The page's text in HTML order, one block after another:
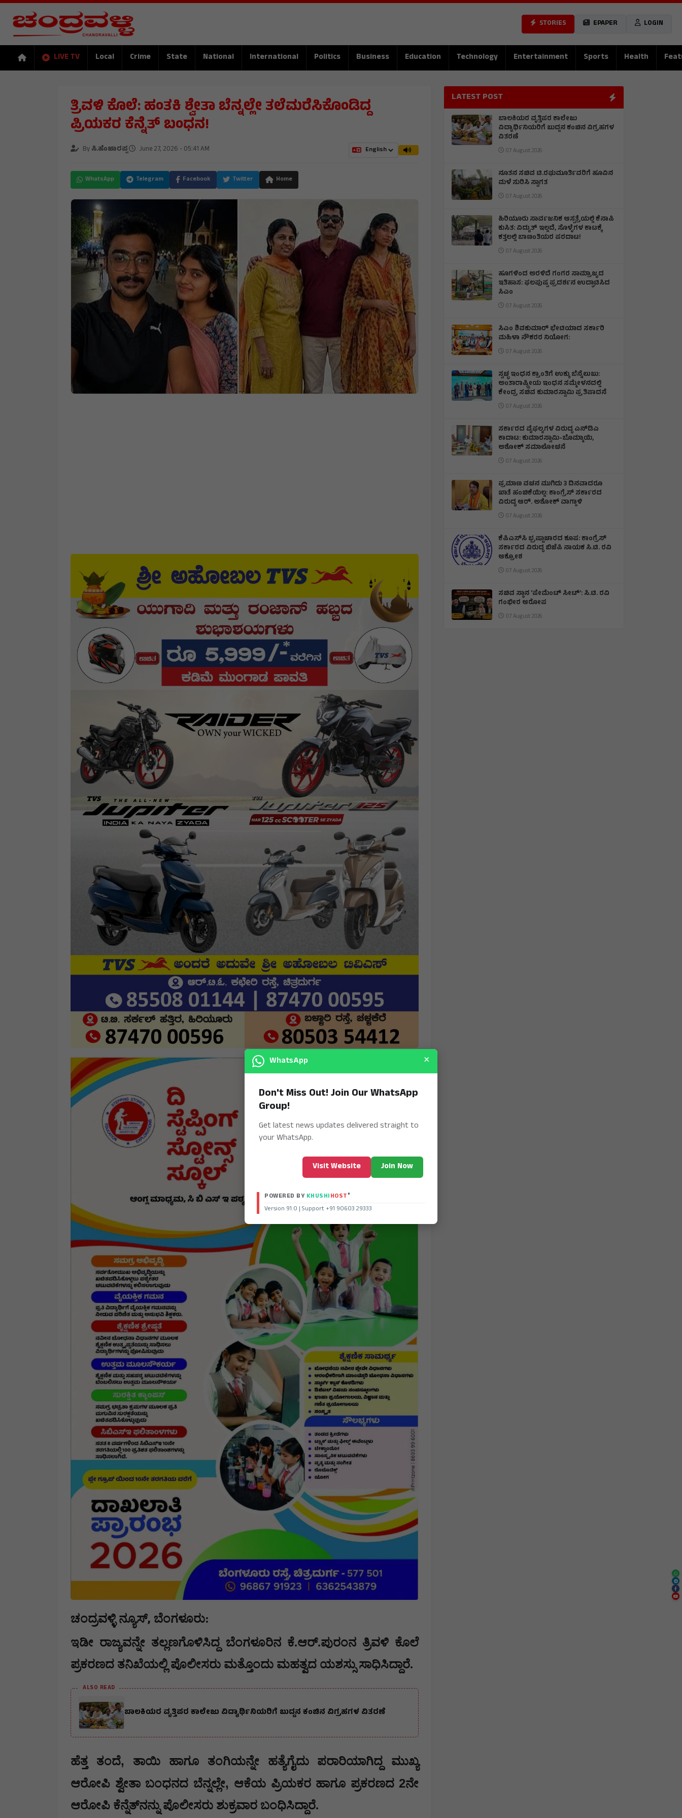
STORIES EPAPER LOGIN
LIVE TV Local Crime State National International Politics Business Education Technology Entertainment Sports Health
ತ್ರಿವಳಿ ಕೊಲೆ: ಹಂತಕಿ ಶ್ವೇತಾ ಬೆನ್ನಲ್ಲೇ ತಲೆಮರೆಸಿಕೊಂಡಿದ್ದ
ಪ್ರಿಯಕರ ಕೆನ್ನೆತ್ ಬಂಧನ!
Byಸಿ.ಹೆಂಜಾರಪ್ಪ June 27, 2026 - 05:41 AM
WhatsApp Telegram Facebook Twitter Home
ಚಂದ್ರವಳ್ಳಿ ನ್ಯೂಸ್, ಬೆಂಗಳೂರು:
ಇಡೀ ರಾಜ್ಯವನ್ನೇ ತಲ್ಲಣಗೊಳಿಸಿದ್ದ ಬೆಂಗಳೂರಿನ ಕೆ.ಆರ್.ಪುರಂನ ತ್ರಿವಳಿ ಕೊಲೆ
ಪ್ರಕರಣದ ತನಿಖೆಯಲ್ಲಿ ಪೊಲೀಸರು ಮತ್ತೊಂದು ಮಹತ್ವದ ಯಶಸ್ಸು ಸಾಧಿಸಿದ್ದಾರೆ.
ALSO READ
ಬಾಲಕಿಯರ ವೃತ್ತಿಪರ ಕಾಲೇಜು ವಿದ್ಯಾರ್ಥಿನಿಯರಿಗೆ ಬುದ್ದನ ಕಂಚಿನ ವಿಗ್ರಹಗಳ ವಿತರಣೆ
ಹೆತ್ತ ತಂದೆ, ತಾಯಿ ಹಾಗೂ ತಂಗಿಯನ್ನೇ ಹತ್ಯೆಗೈದು ಪರಾರಿಯಾಗಿದ್ದ ಮುಖ್ಯ
ಆರೋಪಿ ಶ್ವೇತಾ ಬಂಧನದ ಬೆನ್ನಲ್ಲೇ, ಆಕೆಯ ಪ್ರಿಯಕರ ಹಾಗೂ ಪ್ರಕರಣದ 2ನೇ
ಆರೋಪಿ ಕೆನ್ನೆತ್‌ನನ್ನು ಪೊಲೀಸರು ಶುಕ್ರವಾರ ಬಂಧಿಸಿದ್ದಾರೆ.
LATEST POST
ಬಾಲಕಿಯರ ವೃತ್ತಿಪರ ಕಾಲೇಜು
ವಿದ್ಯಾರ್ಥಿನಿಯರಿಗೆ ಬುದ್ದನ ಕಂಚಿನ ವಿಗ್ರಹಗಳ
ವಿತರಣೆ
07 August 2026
ನೂತನ ಸಚಿವ ಟಿ.ರಘುಮೂರ್ತಿವರಿಗೆ ಹೂವಿನ
ಮಳೆ ಸುರಿಸಿ ಸ್ವಾಗತ
07 August 2026
ಹಿರಿಯೂರು ಸಾರ್ವಜನಿಕ ಆಸ್ಪತ್ರೆಯಲ್ಲಿ ಕೆನಾಪಿ
ಕುಸಿತ: ವಿದ್ಯುತ್‌ ಇಲ್ಲದೆ, ಸೊಳ್ಳೆಗಳ ಕಾಟಕ್ಕೆ
ಕತ್ತಲಲ್ಲಿ ಬಾಣಂತಿಯರ ಪರದಾಟ!
07 August 2026
ಹೂಗಳಿಂದ ಅರಳಿದೆ ಗಂಗರ ಸಾಮ್ರಾಜ್ಯದ
ಇತಿಹಾಸ: ಫಲಪುಷ್ಪ ಪ್ರದರ್ಶನ ಉದ್ಘಾಟಿಸಿದ
ಸಿಎಂ
07 August 2026
ಸಿಎಂ ಶಿವಕುಮಾರ್‌ ಭೇಟಿಯಾದ ಸರ್ಕಾರಿ
ಮಹಿಳಾ ನೌಕರರ ನಿಯೋಗ:
07 August 2026
ಸ್ವಚ್ಛ ಇಂಧನ ಕ್ರಾಂತಿಗೆ ಉಕ್ಕು ಬೆನ್ನೆಲುಬು:
ಅಂತಾರಾಷ್ಟ್ರೀಯ ಇಂಧನ ಸಮ್ಮೇಳನದಲ್ಲಿ
ಕೇಂದ್ರ ಸಚಿವ ಕುಮಾರಸ್ವಾಮಿ ಪ್ರತಿಪಾದನೆ
07 August 2026
ಸರ್ಕಾರದ ವೈಫಲ್ಯಗಳ ವಿರುದ್ಧ ಎನ್‌ಡಿಎ
ಕಾದಾಟ: ಕುಮಾರಸ್ವಾಮಿ-ಬೊಮ್ಮಾಯಿ,
ಅಶೋಕ್ ಸಮಾಲೋಚನೆ
07 August 2026
ಪ್ರಮಾಣ ವಚನ ಮುಗಿದು 3 ದಿನವಾದರೂ
ಖಾತೆ ಹಂಚಿಕೆಯಿಲ್ಲ: ಕಾಂಗ್ರೆಸ್ ಸರ್ಕಾರದ
ವಿರುದ್ಧ ಆರ್‌. ಅಶೋಕ್ ವಾಗ್ದಾಳಿ
07 August 2026
ಕೆಪಿಎಸ್‌ಸಿ ಭ್ರಷ್ಟಾಚಾರದ ಕೂಪ: ಕಾಂಗ್ರೆಸ್
ಸರ್ಕಾರದ ವಿರುದ್ಧ ಬಿಜೆಪಿ ನಾಯಕ ಸಿ.ಟಿ. ರವಿ
ಆಕ್ರೋಶ
07 August 2026
ಸಚಿವ ಸ್ಥಾನ ‘ಪೇಮೆಂಟ್ ಸೀಟ್’: ಸಿ.ಟಿ. ರವಿ
ಗಂಭೀರ ಆರೋಪ
07 August 2026
WhatsApp ×
Don't Miss Out! Join Our WhatsApp
Group!
Get latest news updates delivered straight to
your WhatsApp.
Visit Website Join Now
POWERED BY KHUSHIHOST®
Version 91.0 | Support +91 90603 29333